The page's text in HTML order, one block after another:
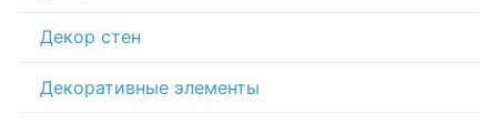
Декор стен
Декоративные элементы